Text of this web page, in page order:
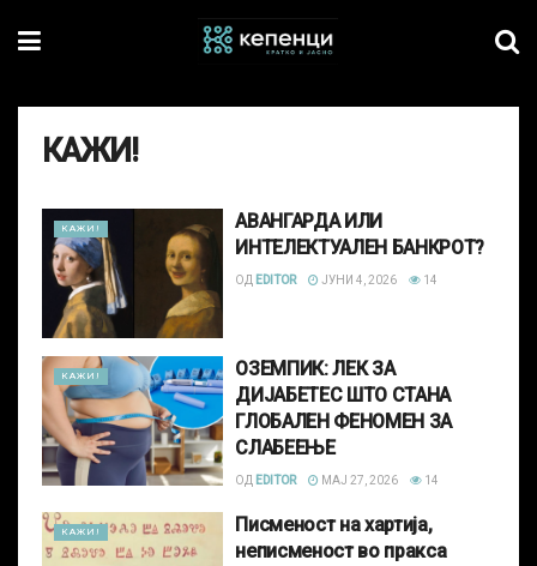
КАЖИ!
КАЖИ!
АВАНГАРДА ИЛИ
ИНТЕЛЕКТУАЛЕН БАНКРОТ?
ОД EDITOR ЈУНИ 4, 2026 14
КАЖИ!
ОЗЕМПИК: ЛЕК ЗА
ДИЈАБЕТЕС ШТО СТАНА
ГЛОБАЛЕН ФЕНОМЕН ЗА
СЛАБЕЕЊЕ
ОД EDITOR МАЈ 27, 2026 14
КАЖИ!
Писменост на хартија,
неписменост во пракса